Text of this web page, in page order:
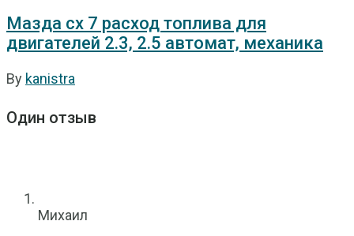
Мазда сх 7 расход топлива для
двигателей 2.3, 2.5 автомат, механика
By kanistra
Один отзыв
Михаил